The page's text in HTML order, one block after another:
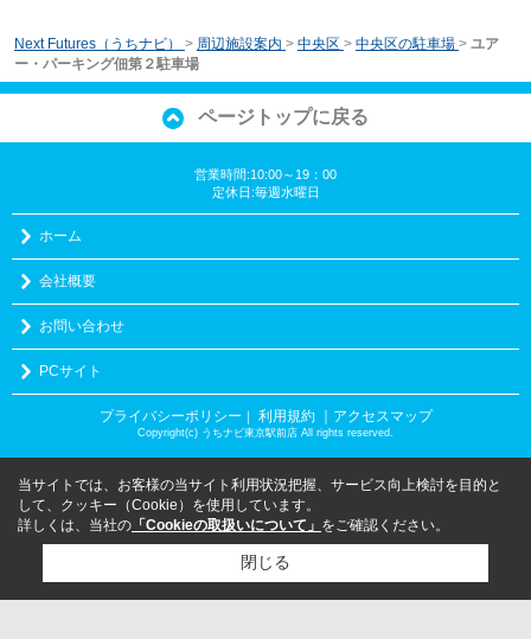
Next Futures（うちナビ） > 周辺施設案内 > 中央区 > 中央区の駐車場 > ユア
ー・パーキング佃第２駐車場
ページトップに戻る
営業時間:10:00～19：00
定休日:毎週水曜日
ホーム
会社概要
お問い合わせ
PCサイト
プライバシーポリシー ｜ 利用規約 ｜アクセスマップ
Copyright(c) うちナビ東京駅前店 All rights reserved.
当サイトでは、お客様の当サイト利用状況把握、サービス向上検討を目的と
して、クッキー（Cookie）を使用しています。
詳しくは、当社の 「Cookieの取扱いについて」 をご確認ください。
閉じる